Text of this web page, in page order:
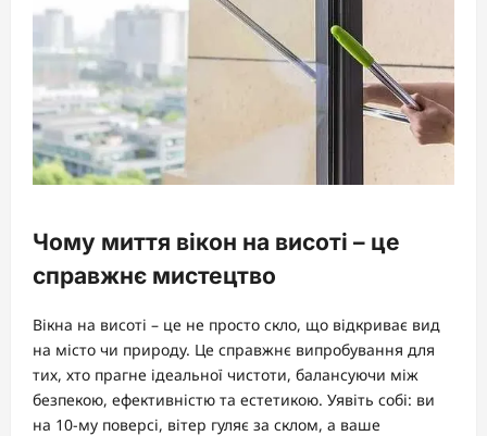
Чому миття вікон на висоті – це
справжнє мистецтво
Вікна на висоті – це не просто скло, що відкриває вид
на місто чи природу. Це справжнє випробування для
тих, хто прагне ідеальної чистоти, балансуючи між
безпекою, ефективністю та естетикою. Уявіть собі: ви
на 10-му поверсі, вітер гуляє за склом, а ваше